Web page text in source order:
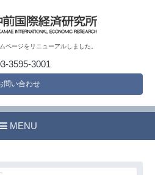
ページをリニューアルしました。
3595-3001
問い合わせ
MENU